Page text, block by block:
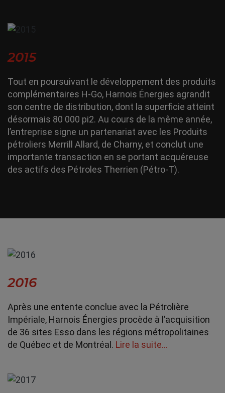
2015
Tout en poursuivant le développement des produits
complémentaires H-Go, Harnois Énergies agrandit
son centre de distribution, dont la superficie atteint
désormais 80 000 pi2. Au cours de la même année,
l’entreprise signe un partenariat avec les Produits
pétroliers Merrill Allard, de Charny, et conclut une
importante transaction en se portant acquéreuse
des actifs des Pétroles Therrien (Pétro-T).
2016
Après une entente conclue avec la Pétrolière
Impériale, Harnois Énergies procède à l’acquisition
de 36 sites Esso dans les régions métropolitaines
de Québec et de Montréal. Lire la suite…